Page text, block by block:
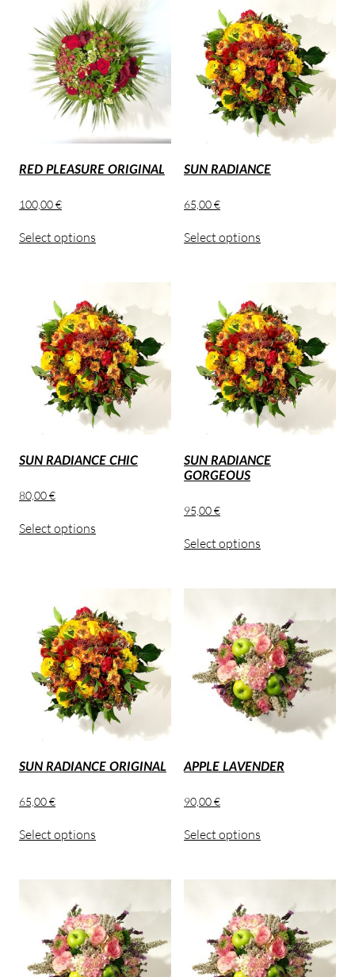
RED PLEASURE ORIGINAL
100,00€
Select options
SUN RADIANCE
65,00€
Select options
SUN RADIANCE CHIC
80,00€
Select options
SUN RADIANCE
GORGEOUS
95,00€
Select options
SUN RADIANCE ORIGINAL
65,00€
Select options
APPLE LAVENDER
90,00€
Select options